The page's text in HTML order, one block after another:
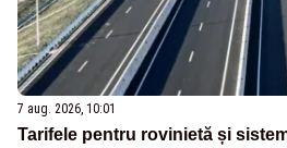
7 aug. 2026, 10:01
Tarifele pentru rovinietă și